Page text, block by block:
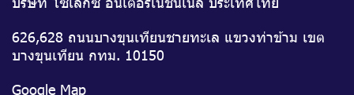
626,628 ถนนบางขุนเทียนชายทะเล แขวงท่าข้าม เขต
บางขุนเทียน กทม. 10150
Google Map